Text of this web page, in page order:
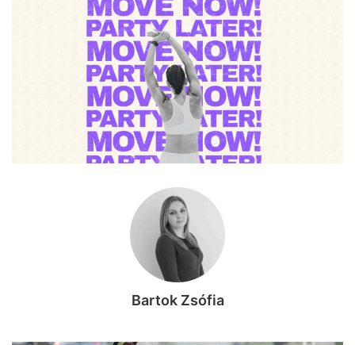
Bartok Zsófia